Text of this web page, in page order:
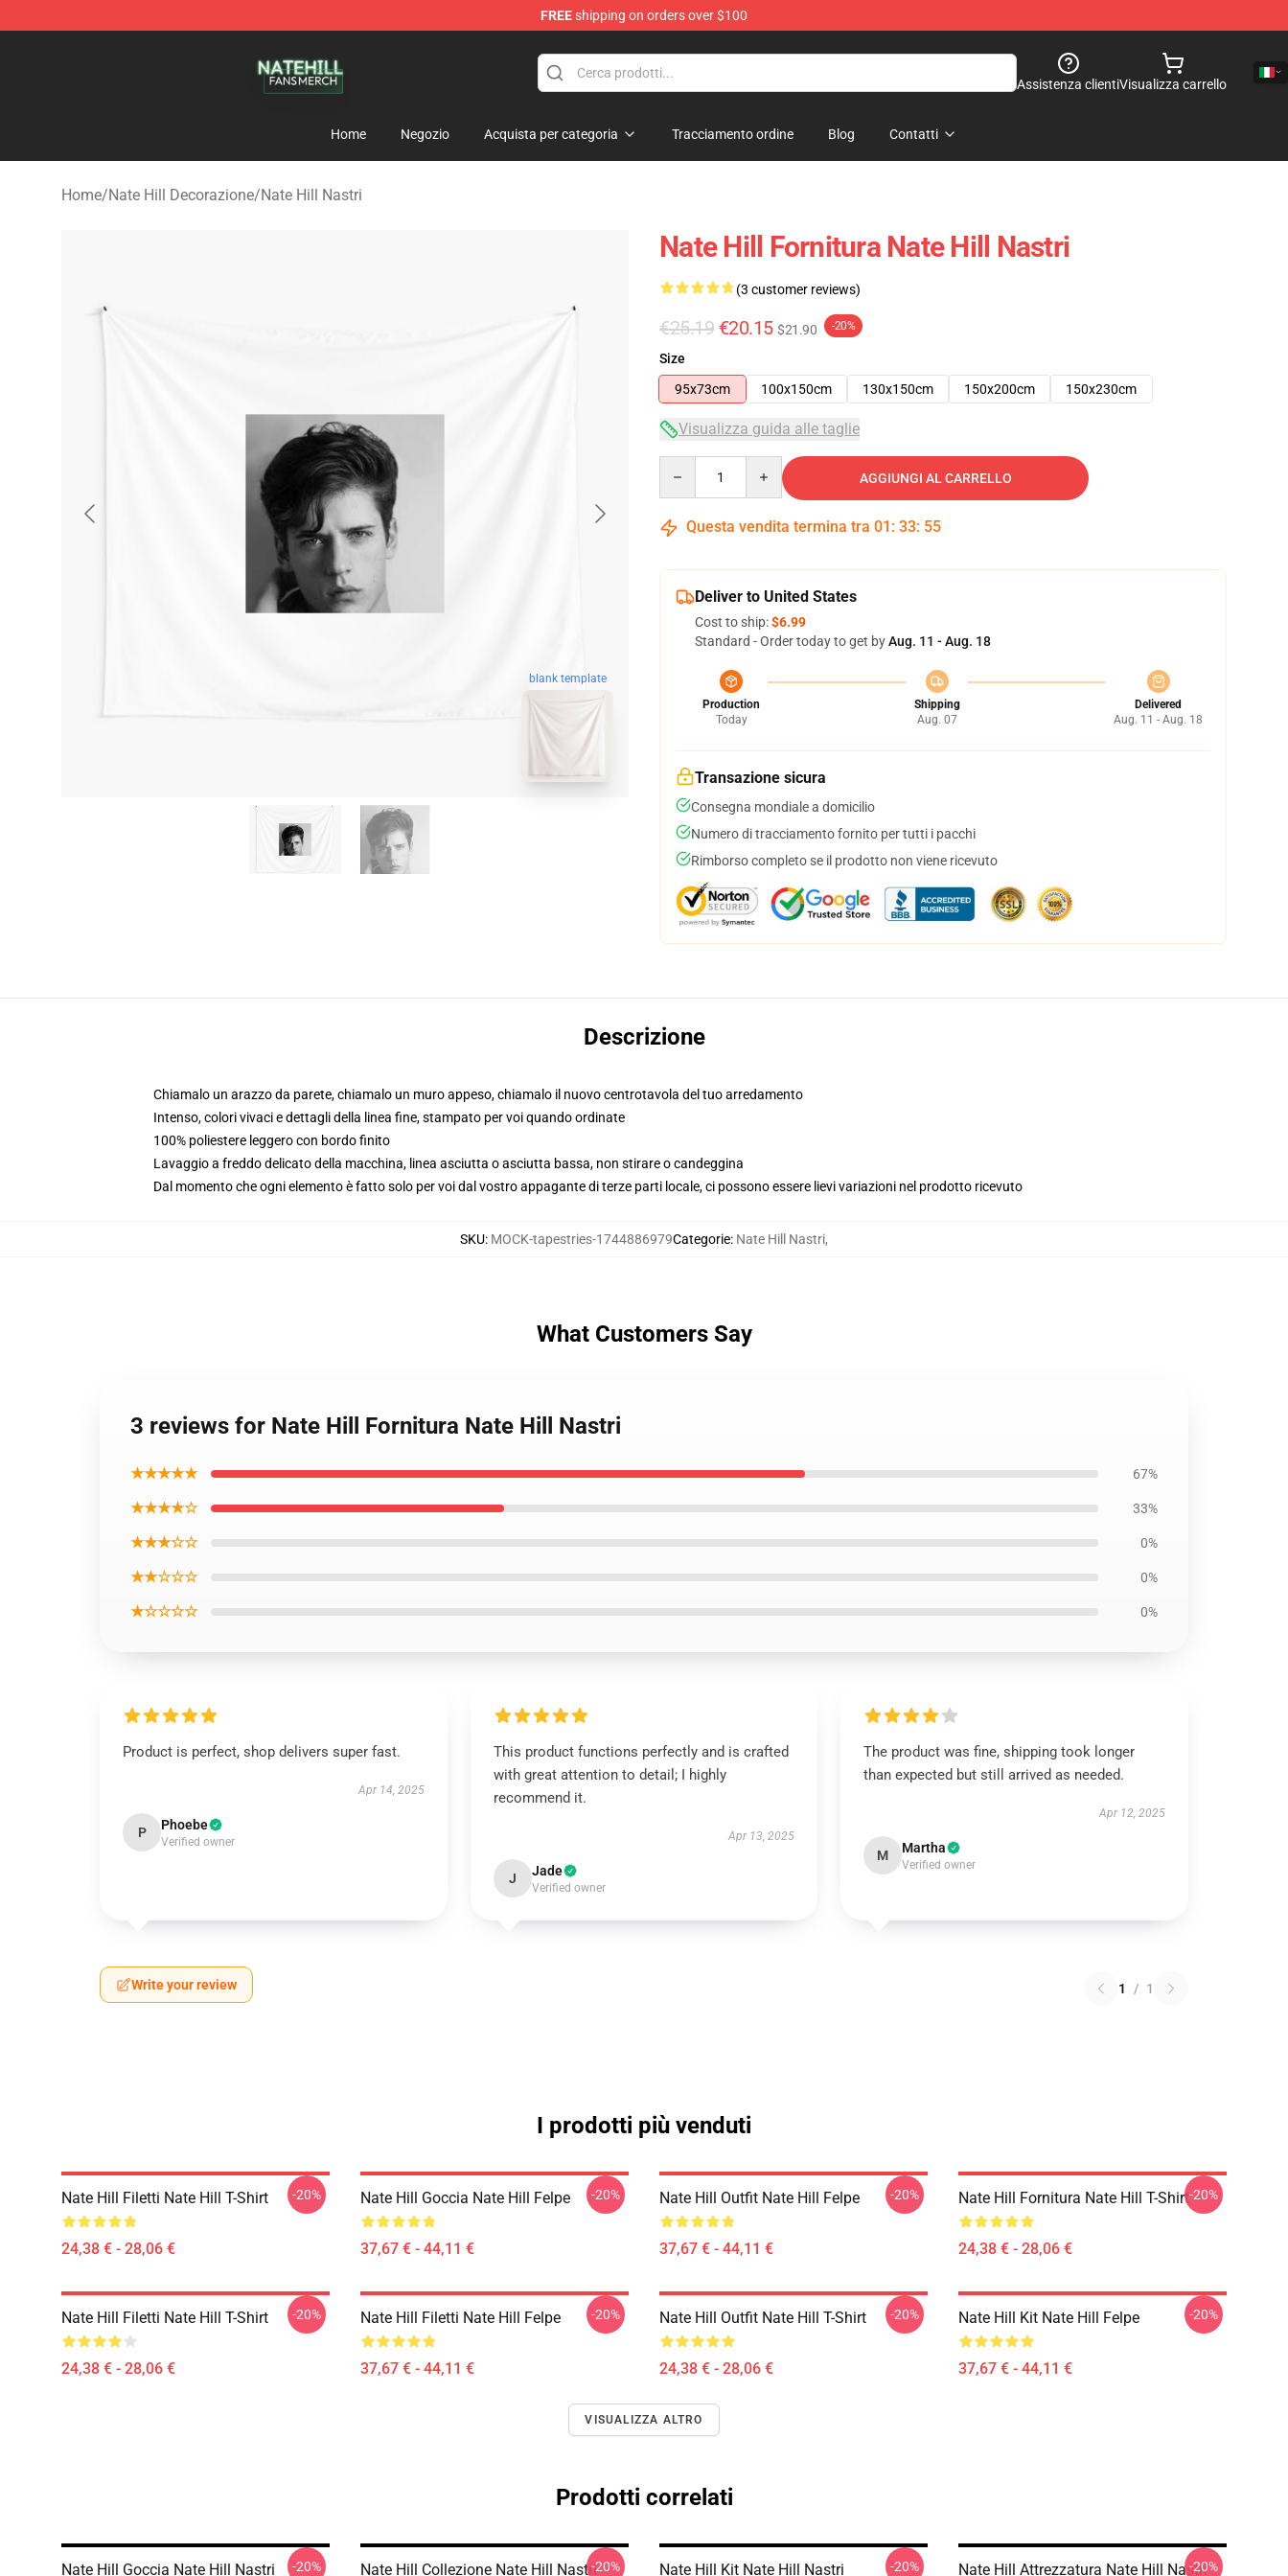
FREEshipping on orders over $100
Assistenza clientiVisualizza carrello
Home Negozio Acquista per categoria Tracciamento ordine Blog Contatti
Home/Nate Hill Decorazione/Nate Hill Nastri
blank template
Nate Hill Fornitura Nate Hill Nastri
(3 customer reviews)
€25.19 €20.15 $21.90 -20%
Size
95x73cm
100x150cm 130x150cm 150x200cm 150x230cm
Visualizza guida alle taglie
AGGIUNGI AL CARRELLO
Questa vendita termina tra 01 : 33: 54
Deliver to United States
Cost to ship:$6.99
Standard - Order today to get byAug. 11 - Aug. 18
Production
Today
Shipping
Aug. 07
Delivered
Aug. 11 - Aug. 18
Transazione sicura
Consegna mondiale a domicilio
Numero di tracciamento fornito per tutti i pacchi
Rimborso completo se il prodotto non viene ricevuto
Descrizione
Chiamalo un arazzo da parete, chiamalo un muro appeso, chiamalo il nuovo centrotavola del tuo arredamento
Intenso, colori vivaci e dettagli della linea fine, stampato per voi quando ordinate
100% poliestere leggero con bordo finito
Lavaggio a freddo delicato della macchina, linea asciutta o asciutta bassa, non stirare o candeggina
Dal momento che ogni elemento è fatto solo per voi dal vostro appagante di terze parti locale, ci possono essere lievi variazioni nel prodotto ricevuto
SKU: MOCK-tapestries-1744886979Categorie: Nate Hill Nastri,
What Customers Say
3 reviews for Nate Hill Fornitura Nate Hill Nastri
★★★★★ 67%
★★★★☆ 33%
★★★☆☆ 0%
★★☆☆☆ 0%
★☆☆☆☆ 0%
Product is perfect, shop delivers super fast.
Apr 14, 2025
P Phoebe
Verified owner
This product functions perfectly and is crafted
with great attention to detail; I highly
recommend it.
Apr 13, 2025
J Jade
Verified owner
The product was fine, shipping took longer
than expected but still arrived as needed.
Apr 12, 2025
M Martha
Verified owner
Write your review 1 / 1
I prodotti più venduti
Nate Hill Filetti Nate Hill T-Shirt
24,38 € - 28,06 €
-20% Nate Hill Goccia Nate Hill Felpe
37,67 € - 44,11 €
-20% Nate Hill Outfit Nate Hill Felpe
37,67 € - 44,11 €
-20% Nate Hill Fornitura Nate Hill T-Shirt
24,38 € - 28,06 €
-20%
Nate Hill Filetti Nate Hill T-Shirt
24,38 € - 28,06 €
-20% Nate Hill Filetti Nate Hill Felpe
37,67 € - 44,11 €
-20% Nate Hill Outfit Nate Hill T-Shirt
24,38 € - 28,06 €
-20% Nate Hill Kit Nate Hill Felpe
37,67 € - 44,11 €
-20%
VISUALIZZA ALTRO
Prodotti correlati
Nate Hill Goccia Nate Hill Nastri -20% Nate Hill Collezione Nate Hill Nastri-20% Nate Hill Kit Nate Hill Nastri -20% Nate Hill Attrezzatura Nate Hill Nastri
-20%